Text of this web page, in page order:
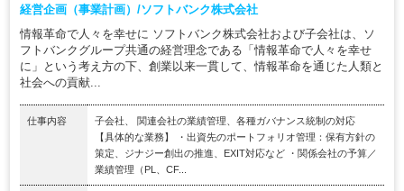
経営企画（事業計画）/ソフトバンク株式会社
情報革命で人々を幸せに ソフトバンク株式会社および子会社は、ソ
フトバンクグループ共通の経営理念である「情報革命で人々を幸せ
に」という考え方の下、創業以来一貫して、情報革命を通じた人類と
社会への貢献...
仕事内容
子会社、 関連会社の業績管理、各種ガバナンス統制の対応
【具体的な業務】 ・出資先のポートフォリオ管理：保有方針の
策定、ジナジー創出の推進、EXIT対応など ・関係会社の予算／
業績管理（PL、CF...